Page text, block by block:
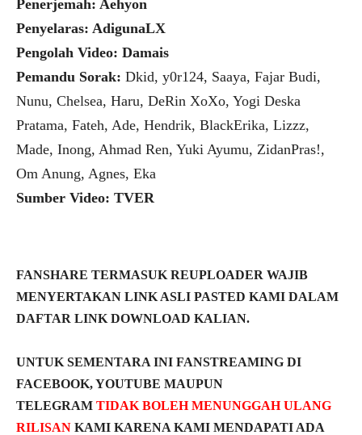
Penerjemah: Aehyon
Penyelaras: AdigunaLX
Pengolah Video: Damais
Pemandu Sorak: Dkid, y0r124, Saaya, Fajar Budi,
Nunu, Chelsea, Haru, DeRin XoXo, Yogi Deska
Pratama, Fateh, Ade, Hendrik, BlackErika, Lizzz,
Made, Inong, Ahmad Ren, Yuki Ayumu, ZidanPras!,
Om Anung, Agnes, Eka
Sumber Video: TVER
FANSHARE TERMASUK REUPLOADER WAJIB
MENYERTAKAN LINK ASLI PASTED KAMI DALAM
DAFTAR LINK DOWNLOAD KALIAN.
UNTUK SEMENTARA INI FANSTREAMING DI
FACEBOOK, YOUTUBE MAUPUN
TELEGRAM TIDAK BOLEH MENUNGGAH ULANG
RILISAN KAMI KARENA KAMI MENDAPATI ADA